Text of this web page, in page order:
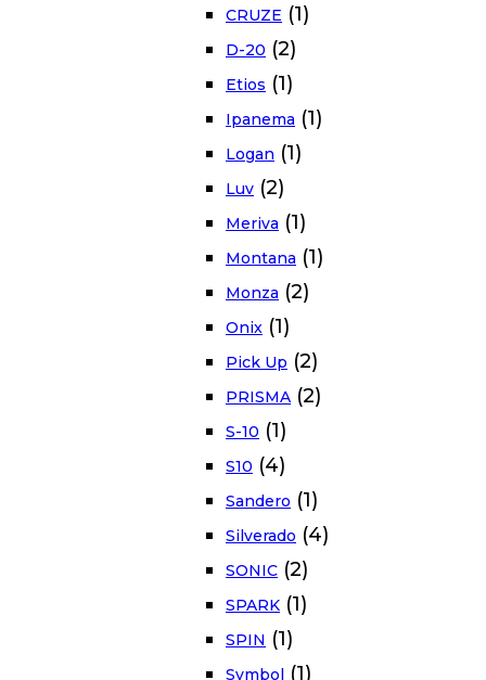
CRUZE (1)
D-20 (2)
Etios (1)
Ipanema (1)
Logan (1)
Luv (2)
Meriva (1)
Montana (1)
Monza (2)
Onix (1)
Pick Up (2)
PRISMA (2)
S-10 (1)
S10 (4)
Sandero (1)
Silverado (4)
SONIC (2)
SPARK (1)
SPIN (1)
Symbol (1)